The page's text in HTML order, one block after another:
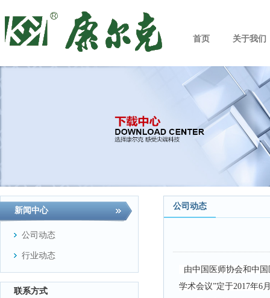
首页 关于我们
新闻中心
公司动态
行业动态
联系方式
公司动态
由中国医师协会和中
学术会议”定于2017年6